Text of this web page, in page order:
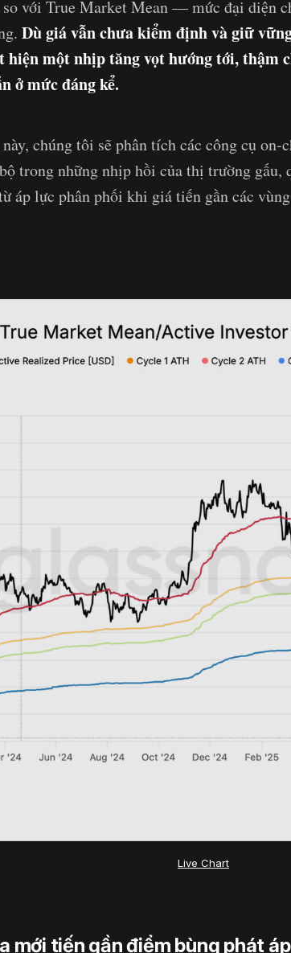
với True Market Mean — mức đại diện
Dù giá vẫn chưa kiểm định và giữ
hiện một nhịp tăng vọt hướng tới, thậm
ở mức đáng kể.
chúng tôi sẽ phân tích các công cụ
trong những nhịp hồi của thị trường gấu,
áp lực phân phối khi giá tiến gần các
Live Chart
mới tiến gần điểm bùng phát